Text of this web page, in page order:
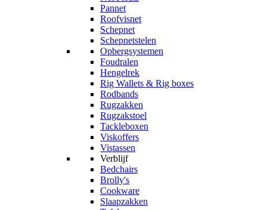
Pannet
Roofvisnet
Schepnet
Schepnetstelen
Opbergsystemen
Foudralen
Hengelrek
Rig Wallets & Rig boxes
Rodbands
Rugzakken
Rugzakstoel
Tackleboxen
Viskoffers
Vistassen
Verblijf
Bedchairs
Brolly's
Cookware
Slaapzakken